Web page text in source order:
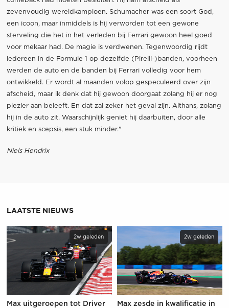
zevenvoudig wereldkampioen. Schumacher was een soort God,
een icoon, maar inmiddels is hij verworden tot een gewone
sterveling die het in het verleden bij Ferrari gewoon heel goed
voor mekaar had. De magie is verdwenen. Tegenwoordig rijdt
iedereen in de Formule 1 op dezelfde (Pirelli-)banden, voorheen
werden de auto en de banden bij Ferrari volledig voor hem
ontwikkeld. Er wordt al maanden volop gespeculeerd over zijn
afscheid, maar ik denk dat hij gewoon doorgaat zolang hij er nog
plezier aan beleeft. En dat zal zeker het geval zijn. Althans, zolang
hij in de auto zit. Waarschijnlijk geniet hij daarbuiten, door alle
kritiek en scepsis, een stuk minder."
Niels Hendrix
LAATSTE NIEUWS
2w geleden
Max uitgeroepen tot Driver
2w geleden
Max zesde in kwalificatie in